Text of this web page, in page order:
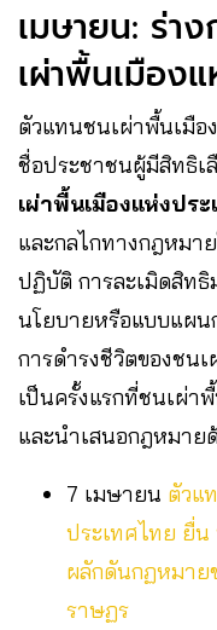
เมษายน: ร่า
เผ่าพื้นเมือง
ตัวแทนชนเผ่าพื้นเมือ
ชื่อประชาชนผู้มีสิทธิเ
เผ่าพื้นเมืองแห่งประ
และกลไกทางกฎหมา
ปฏิบัติ การละเมิดสิท
นโยบายหรือแบบแผ
การดำรงชีวิตของชน
เป็นครั้งแรกที่ชนเผ่า
และนำเสนอกฎหมาย
7 เมษายน ตัวแ
ประเทศไทย​ ยื่น
ผลักดันกฏหมาย
ราษฏร